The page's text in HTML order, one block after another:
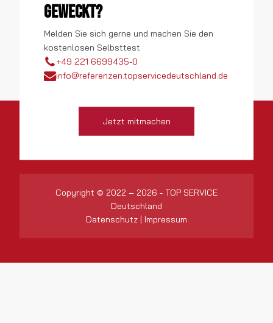
geweckt?
Melden Sie sich gerne und machen Sie den
kostenlosen Selbsttest
+49 221 6699435-0
info@referenzen.topservicedeutschland.de
Jetzt mitmachen
Copyright © 2022 – 2026 - TOP SERVICE
Deutschland
Datenschutz
Impressum